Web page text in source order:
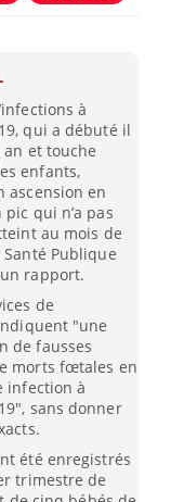
à
qui a débuté il
an et touche
enfants,
ascension en
pic qui n’a pas
au mois de
Publique
rapport.
de
"une
de fausses
morts fœtales en
infection à
sans donner
été enregistrés
trimestre de